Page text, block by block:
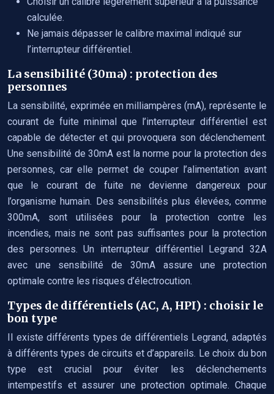
calculée.
Ne jamais dépasser le calibre maximal indiqué sur
l’interrupteur différentiel.
La sensibilité (30ma) : protection des
personnes
La sensibilité, exprimée en milliampères (mA), représente le
courant de fuite minimal que l’interrupteur différentiel est
capable de détecter et qui provoquera son déclenchement.
Une sensibilité de 30mA est la norme pour la protection des
personnes, car elle permet de couper l’alimentation avant
que le courant de fuite ne devienne dangereux pour
l’organisme humain. Des sensibilités plus élevées, comme
300mA, sont utilisées pour la protection contre les
incendies, mais ne sont pas suffisantes pour la protection
des personnes. Un interrupteur différentiel Legrand 32A
avec une sensibilité de 30mA assure une protection
optimale contre les risques d’électrocution.
Types de différentiels (AC, A, HPI) : choisir le
bon type
Il existe différents types de différentiels Legrand, adaptés
à différents types de circuits et d’appareils. Le choix du bon
type est crucial pour éviter les déclenchements
intempestifs et assurer une protection optimale. Chaque